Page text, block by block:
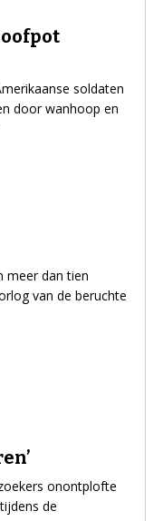
soldaten
door wanhoop en
meer dan tien
van de beruchte
onontplofte
de